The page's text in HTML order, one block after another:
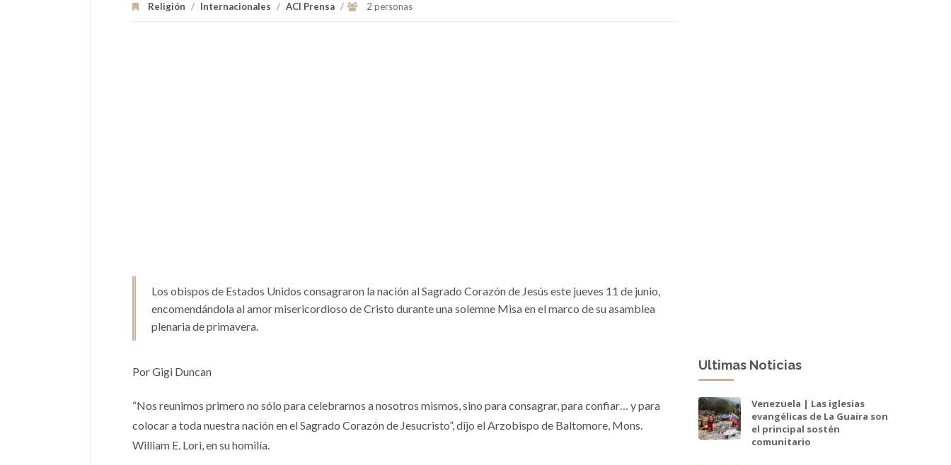
Religión / Internacionales / ACI Prensa / 2 personas
Los obispos de Estados Unidos consagraron la nación al Sagrado Corazón de Jesús este jueves 11 de junio,
encomendándola al amor misericordioso de Cristo durante una solemne Misa en el marco de su asamblea
plenaria de primavera.
Por Gigi Duncan
“Nos reunimos primero no sólo para celebrarnos a nosotros mismos, sino para consagrar, para confiar… y para
colocar a toda nuestra nación en el Sagrado Corazón de Jesucristo”, dijo el Arzobispo de Baltomore, Mons.
William E. Lori, en su homilía.
Ultimas Noticias
Venezuela | Las iglesias
evangélicas de La Guaira son
el principal sostén
comunitario